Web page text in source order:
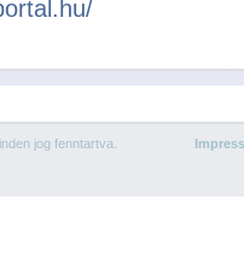
jog fenntartva.